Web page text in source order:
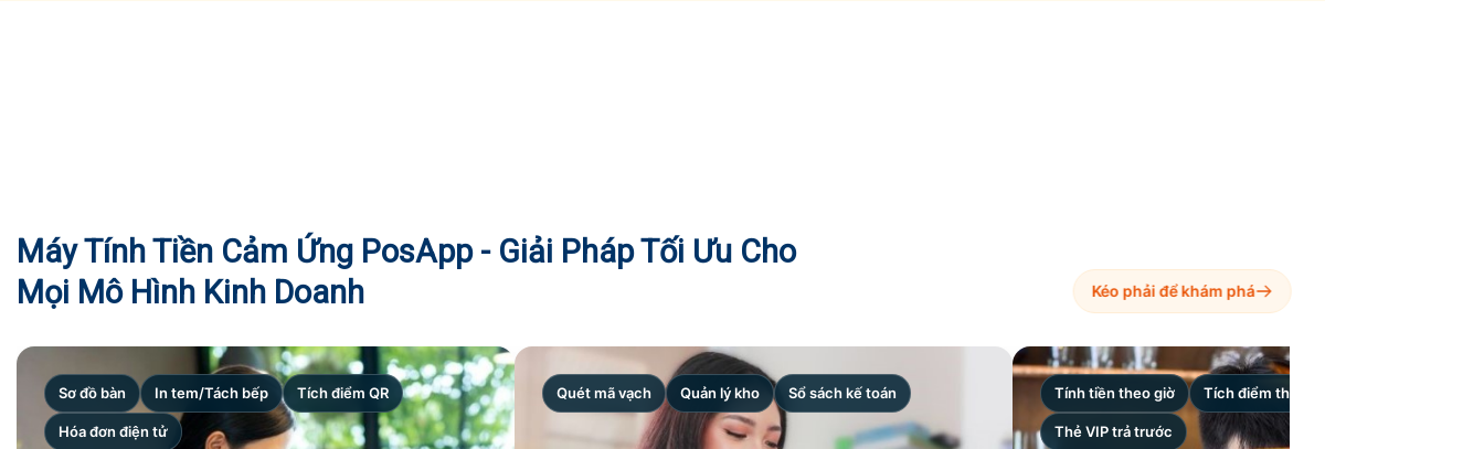
Máy Tính Tiền Cảm Ứng PosApp - Giải Pháp Tối Ưu Cho
Mọi Mô Hình Kinh Doanh
Kéo phải để khám phá
Sơ đồ bàn In tem/Tách bếp Tích điểm QR
Hóa đơn điện tử
Quét mã vạch Quản lý kho Sổ sách kế toán Tính tiền theo giờ Tích điểm thành viên
Thẻ VIP trả trước